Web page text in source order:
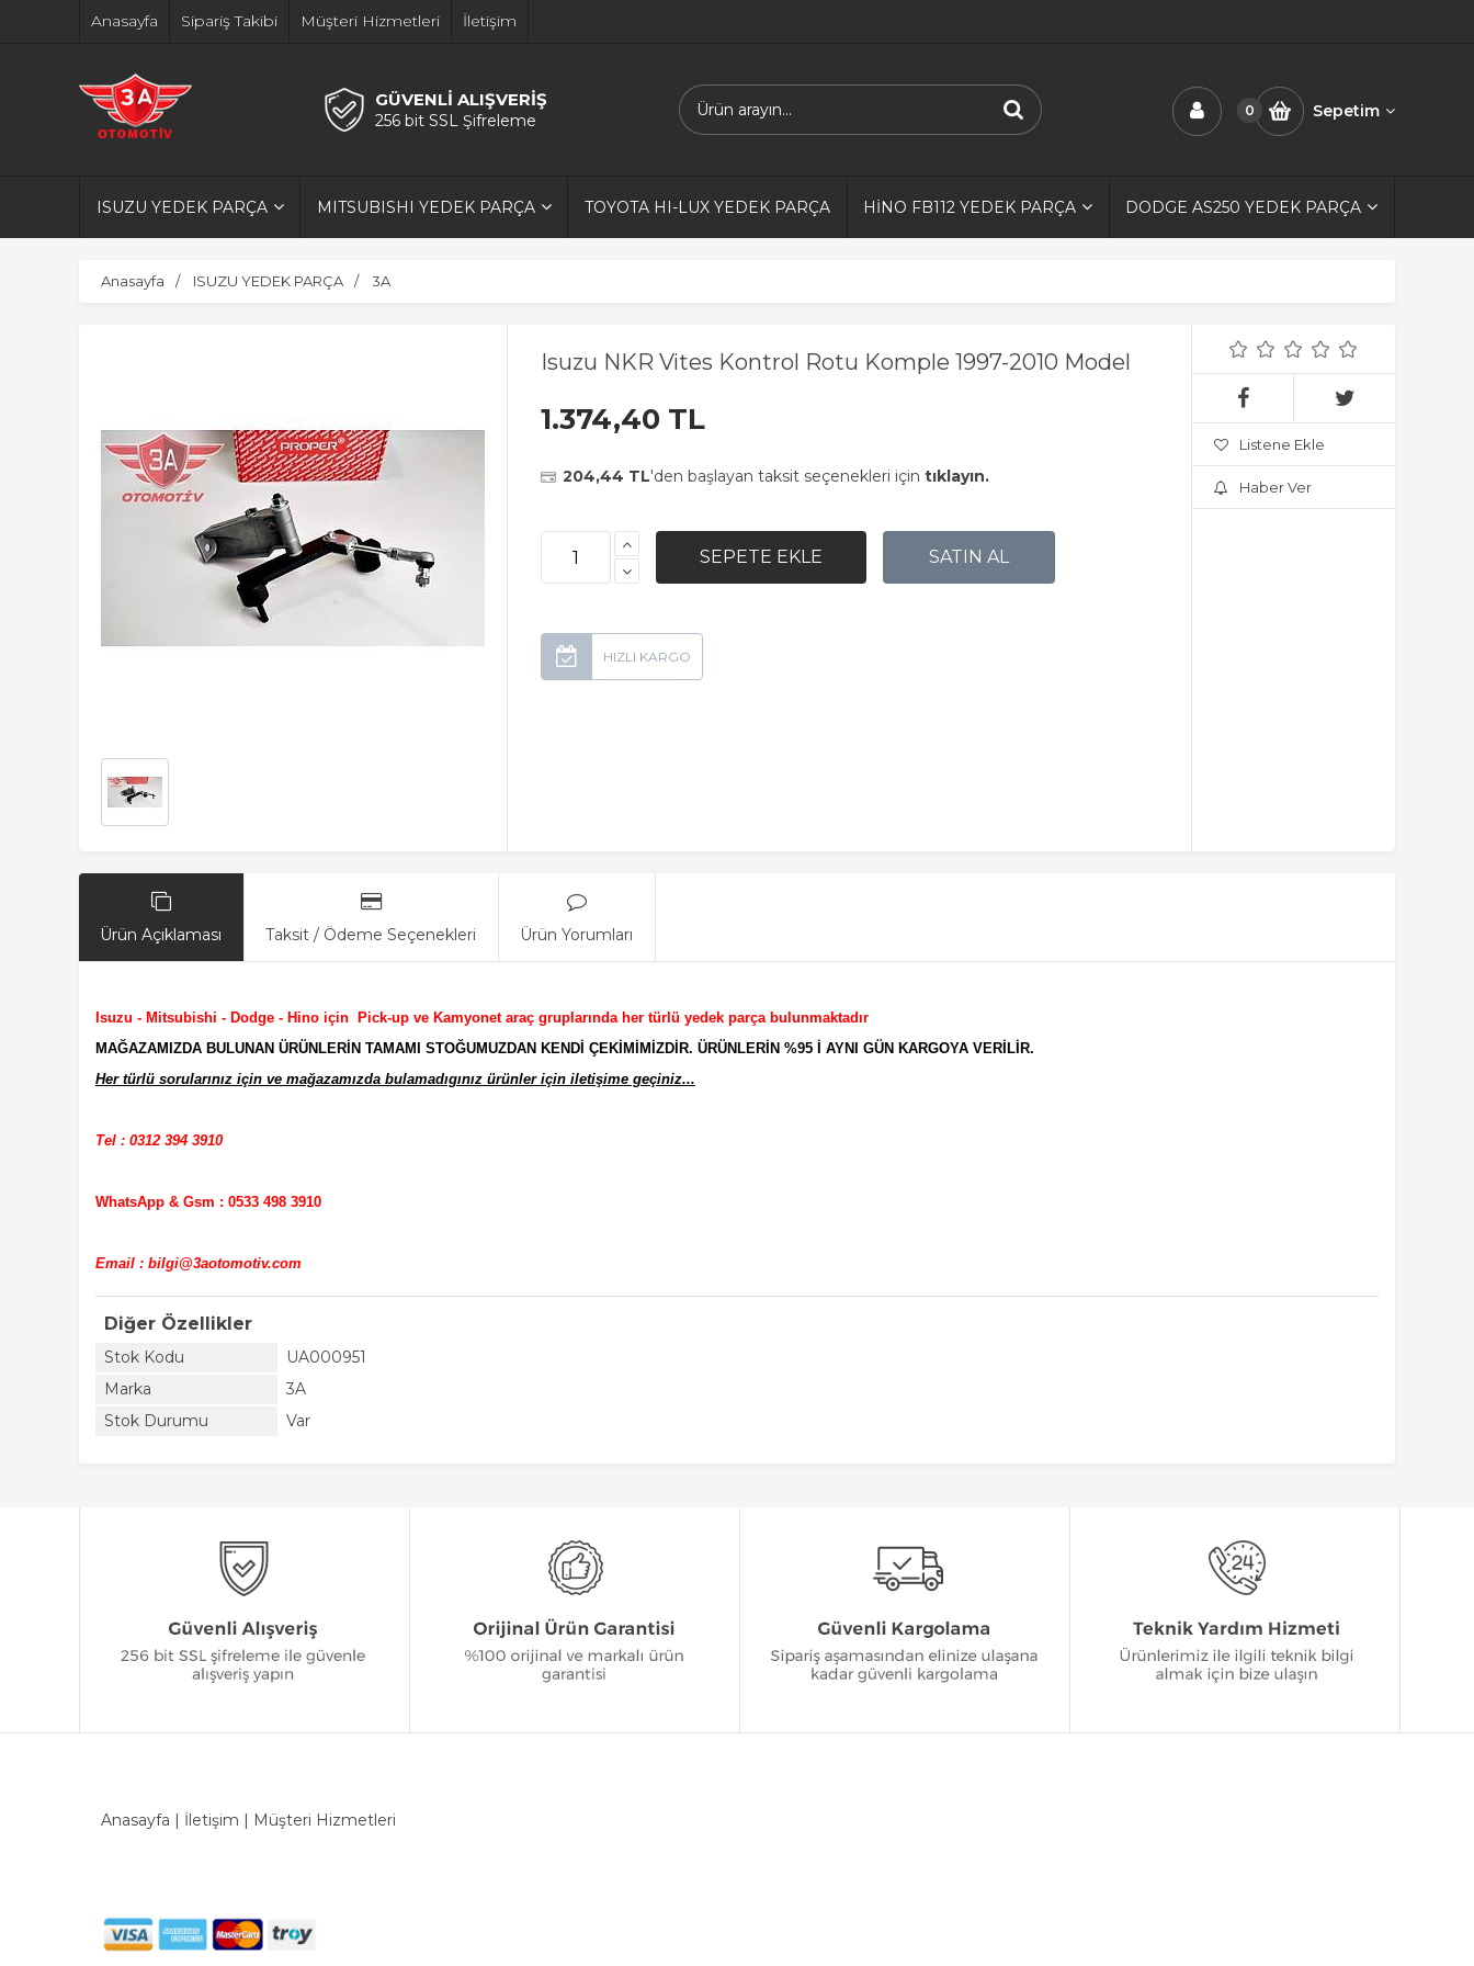
Anasayfa Sipariş Takibi Müşteri Hizmetleri İletişim
GÜVENLİ ALIŞVERİŞ
256 bit SSL Şifreleme
0 Sepetim
ISUZU YEDEK PARÇA MITSUBISHI YEDEK PARÇA TOYOTA HI-LUX YEDEK PARÇA HİNO FB112 YEDEK PARÇA DODGE AS250 YEDEK PARÇA
Anasayfa ISUZU YEDEK PARÇA 3A
Isuzu NKR Vites Kontrol Rotu Komple 1997-2010 Model
1.374,40 TL
204,44 TL'den başlayan taksit seçenekleri için tıklayın.
Listene Ekle
Haber Ver
Ürün Açıklaması Taksit / Ödeme Seçenekleri Ürün Yorumları
Isuzu - Mitsubishi - Dodge - Hino için Pick-up ve Kamyonet araç gruplarında her türlü yedek parça bulunmaktadır
MAĞAZAMIZDA BULUNAN ÜRÜNLERİN TAMAMI STOĞUMUZDAN KENDİ ÇEKİMİMİZDİR. ÜRÜNLERİN %95 İ AYNI GÜN KARGOYA VERİLİR.
Her türlü sorularınız için ve mağazamızda bulamadıgınız ürünler için iletişime geçiniz...
Tel : 0312 394 3910
WhatsApp & Gsm : 0533 498 3910
Email : bilgi@3aotomotiv.com
Diğer Özellikler
Stok Kodu
UA000951
Marka
3A
Stok Durumu
Var
Anasayfa | İletişim | Müşteri Hizmetleri